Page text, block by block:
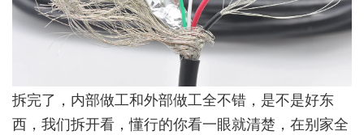
拆完了，内部做工和外部做工全不错，是不是好东
西，我们拆开看，懂行的你看一眼就清楚，在别家全